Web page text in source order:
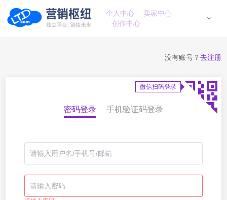
个人中心
卖家中心
创作中心
密码登录 手机验证码登录
微信扫码登录
没有账号？ 去注册